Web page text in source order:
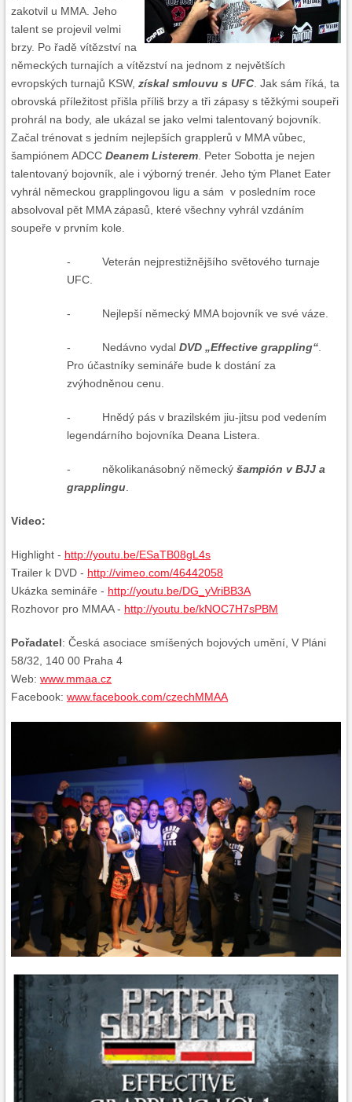
zakotvil u MMA. Jeho
talent se projevil velmi
brzy. Po řadě vítězství na
německých turnajích a vítězství na jednom z největších
evropských turnajů KSW, získal smlouvu s UFC . Jak sám říká, ta
obrovská příležitost přišla příliš brzy a tři zápasy s těžkými soupeři
prohrál na body, ale ukázal se jako velmi talentovaný bojovník.
Začal trénovat s jedním nejlepších grapplerů v MMA vůbec,
šampiónem ADCC Deanem Listerem . Peter Sobotta je nejen
talentovaný bojovník, ale i výborný trenér. Jeho tým Planet Eater
vyhrál německou grapplingovou ligu a sám v posledním roce
absolvoval pět MMA zápasů, které všechny vyhrál vzdáním
soupeře v prvním kole.
- Veterán nejprestižnějšího světového turnaje
UFC.
- Nejlepší německý MMA bojovník ve své váze.
- Nedávno vydalDVD „Effective grappling“
Pro účastníky semináře bude k dostání za
zvýhodněnou cenu.
- Hnědý pás v brazilském jiu-jitsu pod vedením
legendárního bojovníka Deana Listera.
- několikanásobný německýšampión v BJJ a
grapplingu
Video:
Highlight - http://youtu.be/ESaTB08gL4s
Trailer k DVD - http://vimeo.com/46442058
Ukázka semináře - http://youtu.be/DG_yVriBB3A
Rozhovor pro MMAA - http://youtu.be/kNOC7H7sPBM
Pořadatel: Česká asociace smíšených bojových umění, V Pláni
58/32, 140 00 Praha 4
Web: www.mmaa.cz
Facebook: www.facebook.com/czechMMAA